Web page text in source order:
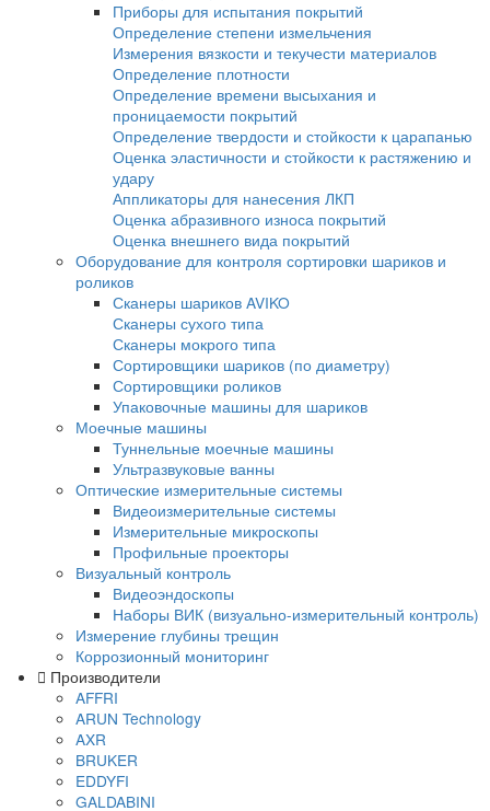
Электромагниты для магнитопорошковой
дефектоскопии
Размагничивающие установки
Системы УФ-освещения
Расходные материалы для
контроля
Принадлежности для МПД
Приборы для вихретокового контроля
Вихретоковые дефектоскопы
Вихретоковые дефектоскопы Craftest
Вихретоковое оборудование IBG
Зонды и катушки для вихретокового
Дефектоскопы на вихретоковых матрицах
Многофункциональные вихретоковые
дефектоскопы
Контроль коррозии трубопроводов под
Контроль изоляции и покрытий
Комплектующие Elcometer
Приборы для контроля толщины сухих
Толщиномеры покрытий Karl Deutsch
Толщиномеры покрытий Elcometer
Толщиномеры покрытий Константа
Толщиномеры покрытий AKASCAN
Приборы для контроля качества покрытий
Контроль сплошности покрытий
Контроль толщины мокрого слоя
Контроль толщины порошковых покрытий
Контроль профиля поверхности
Контроль адгезии покрытий
Наборы инспекционного оборудования